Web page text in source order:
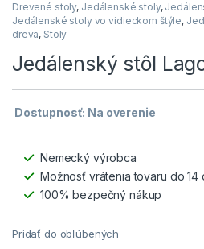
Drevené stoly, Jedálenské stoly,
Jedálenské stoly vo vidieckom štýle,
dreva, Stoly
Jedálenský stôl
Dostupnosť: Na overenie
Nemecký výrobca
Možnosť vrátenia tovaru do 14
100% bezpečný nákup
Pridať do obľúbených